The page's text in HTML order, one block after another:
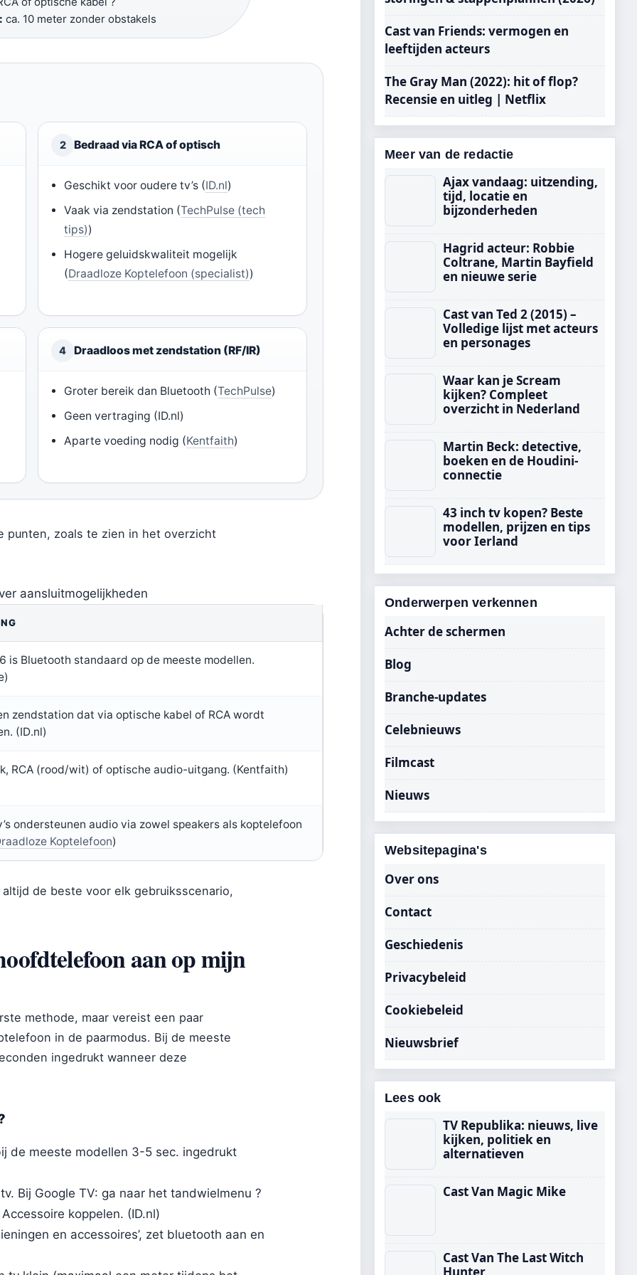
ca. 10 meter zonder obstakels
2 Bedraad via RCA of optisch
Geschikt voor oudere tv’s (ID.nl)
Vaak via zendstation (TechPulse (tech
tips))
Hogere geluidskwaliteit mogelijk
(Draadloze Koptelefoon (specialist))
4 Draadloos met zendstation (RF/IR)
Groter bereik dan Bluetooth (TechPulse)
Geen vertraging (ID.nl)
Aparte voeding nodig (Kentfaith)
punten, zoals te zien in het overzicht
aansluitmogelijkheden
is Bluetooth standaard op de meeste modellen.
zendstation dat via optische kabel of RCA wordt
(ID.nl)
RCA (rood/wit) of optische audio-uitgang. (Kentfaith)
ondersteunen audio via zowel speakers als koptelefoon
Koptelefoon)
de beste voor elk gebruiksscenario,
aan op mijn
methode, maar vereist een paar
in de paarmodus. Bij de meeste
ingedrukt wanneer deze
de meeste modellen 3-5 sec. ingedrukt
Bij Google TV: ga naar het tandwielmenu ?
koppelen. (ID.nl)
en accessoires’, zet bluetooth aan en
Cast van Friends: vermogen en
leeftijden acteurs
The Gray Man (2022): hit of flop?
Recensie en uitleg | Netflix
Meer van de redactie
Ajax vandaag: uitzending,
tijd, locatie en
bijzonderheden
Hagrid acteur: Robbie
Coltrane, Martin Bayfield
en nieuwe serie
Cast van Ted 2 (2015) –
Volledige lijst met acteurs
en personages
Waar kan je Scream
kijken? Compleet
overzicht in Nederland
Martin Beck: detective,
boeken en de Houdini-
connectie
43 inch tv kopen? Beste
modellen, prijzen en tips
voor Ierland
Onderwerpen verkennen
Achter de schermen
Blog
Branche-updates
Celebnieuws
Filmcast
Nieuws
Websitepagina's
Over ons
Contact
Geschiedenis
Privacybeleid
Cookiebeleid
Nieuwsbrief
Lees ook
TV Republika: nieuws, live
kijken, politiek en
alternatieven
Cast Van Magic Mike
Cast Van The Last Witch